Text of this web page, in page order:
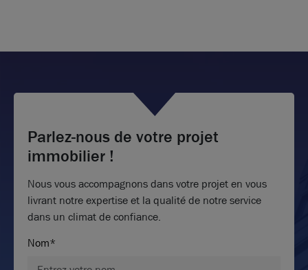
Parlez-nous de votre projet
immobilier !
Nous vous accompagnons dans votre projet en vous
livrant notre expertise et la qualité de notre service
dans un climat de confiance.
Nom*